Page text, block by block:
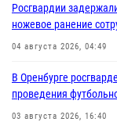
Росгвардии
ножевое ранение
04 августа 2026, 04:49
В Оренбурге
проведения
03 августа 2026, 16:40